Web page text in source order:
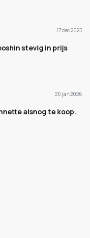
17 dec 2025
stevig in prijs
20 jan 2026
alsnog te koop.